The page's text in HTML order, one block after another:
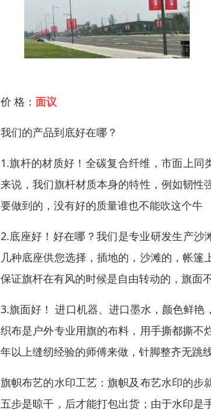
价 格： 面议
我们的产品到底好在哪？
1.旗杆的材质好！全碳复合纤维，市面上
来说，我们旗杆材质本身的特性，例如韧
要做到的，没有好的质量谁也不能吹这个牛
2.底座好！好在哪？我们是专业研发生产
几种底座供您选择，插地的，沙滩的，帐
保证旗杆在有风的时候是自由转动的，旗面
3.旗面好！ 进口机器、进口墨水，颜色鲜
织布是户外专业用旗的布料，用手撕都撕
年以上缝纫经验的师傅来做，针脚整齐无跳线
旗帜布艺的水印工艺：旗帜及布艺水印的
五步是晾干，后才能打包出货；由于水印